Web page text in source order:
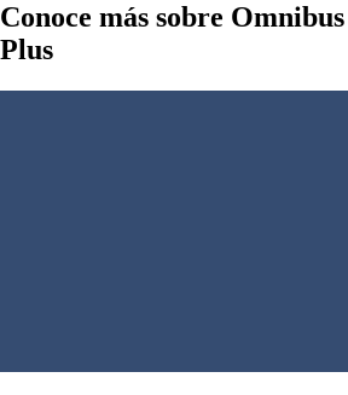
Conoce más sobre
Plus